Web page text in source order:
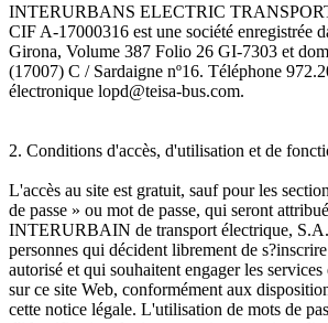
INTERURBANS ELECTRIC
CIF A-17000316 est une société enregistrée
Girona, Volume 387 Folio 26 GI-7303 et
(17007) C / Sardaigne nº16. Téléphone
électronique lopd@teisa-bus.com.
2. Conditions d'accès, d'utilisation et de
L'accès au site est gratuit, sauf pour les
de passe » ou mot de passe, qui seront
INTERURBAIN de transport électrique,
personnes qui décident librement de
autorisé et qui souhaitent engager les
sur ce site Web, conformément aux
cette notice légale. L'utilisation de mots de